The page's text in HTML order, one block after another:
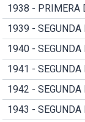
1938 - PRIMERA
1939 - SEGUNDA
1940 - SEGUNDA
1941 - SEGUNDA
1942 - SEGUNDA
1943 - SEGUNDA